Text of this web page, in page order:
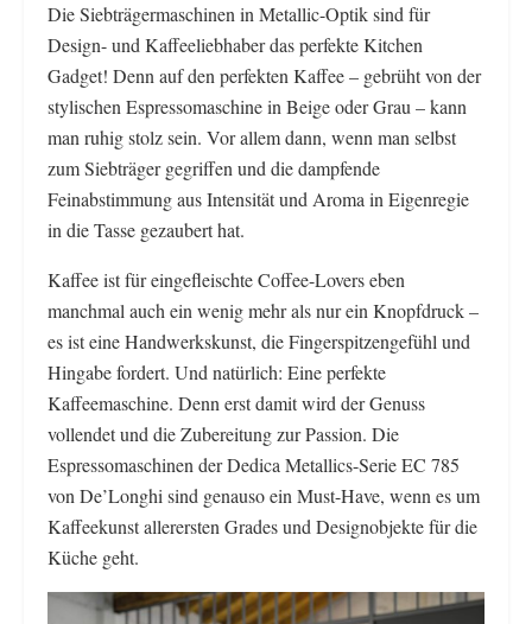
Die Siebträgermaschinen in Metallic-Optik sind für
Design- und Kaffeeliebhaber das perfekte Kitchen
Gadget! Denn auf den perfekten Kaffee – gebrüht von der
stylischen Espressomaschine in Beige oder Grau – kann
man ruhig stolz sein. Vor allem dann, wenn man selbst
zum Siebträger gegriffen und die dampfende
Feinabstimmung aus Intensität und Aroma in Eigenregie
in die Tasse gezaubert hat.
Kaffee ist für eingefleischte Coffee-Lovers eben
manchmal auch ein wenig mehr als nur ein Knopfdruck –
es ist eine Handwerkskunst, die Fingerspitzengefühl und
Hingabe fordert. Und natürlich: Eine perfekte
Kaffeemaschine. Denn erst damit wird der Genuss
vollendet und die Zubereitung zur Passion. Die
Espressomaschinen der Dedica Metallics-Serie EC 785
von De’Longhi sind genauso ein Must-Have, wenn es um
Kaffeekunst allerersten Grades und Designobjekte für die
Küche geht.